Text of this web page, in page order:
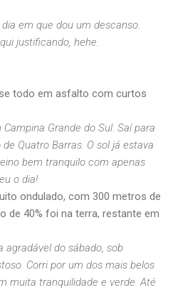
em que dou um descanso.
justificando, hehe.
todo em asfalto com curtos
Grande do Sul. Saí para
Quatro Barras. O sol já estava
bem tranquilo com apenas
o dia!
ondulado, com 300 metros de
de 40% foi na terra, restante em
agradável do sábado, sob
Corri por um dos mais belos
muita tranquilidade e verde. Até